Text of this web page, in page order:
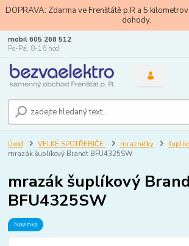
DOPRAVA: Zdarma ve Frenštátě p.R a 5
dohody.
mobil 605 268 512
Po-Pá, 8-16 hod.
Úvod VELKÉ SPOTŘEBIČE mrazničky
mrazák šuplíkový Brandt BFU4325SW
mrazák šuplíkový
BFU4325SW
Novinka